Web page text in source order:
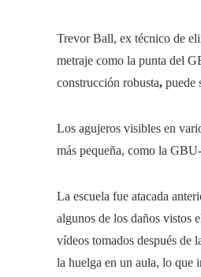
Trevor Ball, ex técnico de
metraje como la punta del
construcción robusta, puede
Los agujeros visibles en
más pequeña, como la
La escuela fue atacada
algunos de los daños vistos
vídeos tomados después de
la huelga en un aula, lo que